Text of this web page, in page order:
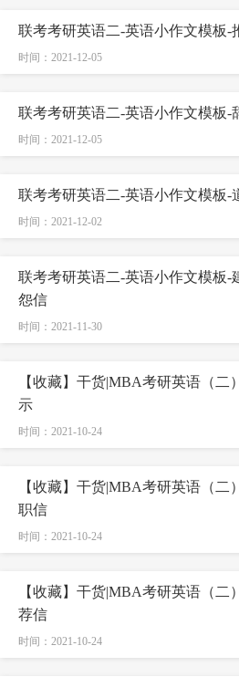
联考考研英语二-英语小作文模板-
时间：2021-12-05
联考考研英语二-英语小作文模板-
时间：2021-12-05
联考考研英语二-英语小作文模板-
时间：2021-12-02
联考考研英语二-英语小作文模板-
怨信
时间：2021-11-30
【收藏】干货|MBA考研英语（二
示
时间：2021-10-24
【收藏】干货|MBA考研英语（二
职信
时间：2021-10-24
【收藏】干货|MBA考研英语（二
荐信
时间：2021-10-24